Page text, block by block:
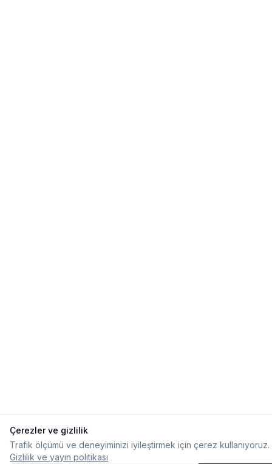
Çerezler ve gizlilik
Trafik ölçümü ve deneyiminizi iyileştirmek için çerez
Gizlilik ve yayın politikası